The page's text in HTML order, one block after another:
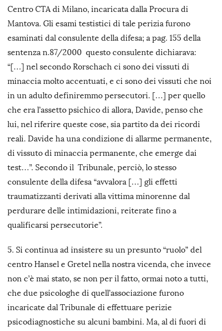
Centro CTA di Milano, incaricata dalla Procura di
Mantova. Gli esami testistici di tale perizia furono
esaminati dal consulente della difesa; a pag. 155 della
sentenza n.87/2000 questo consulente dichiarava:
“[…] nel secondo Rorschach ci sono dei vissuti di
minaccia molto accentuati, e ci sono dei vissuti che noi
in un adulto definiremmo persecutori. […] per quello
che era l’assetto psichico di allora, Davide, penso che
lui, nel riferire queste cose, sia partito da dei ricordi
reali. Davide ha una condizione di allarme permanente,
di vissuto di minaccia permanente, che emerge dai
test…”. Secondo il Tribunale, perciò, lo stesso
consulente della difesa “avvalora […] gli effetti
traumatizzanti derivati alla vittima minorenne dal
perdurare delle intimidazioni, reiterate fino a
qualificarsi persecutorie”.
5. Si continua ad insistere su un presunto “ruolo” del
centro Hansel e Gretel nella nostra vicenda, che invece
non c’è mai stato, se non per il fatto, ormai noto a tutti,
che due psicologhe di quell’associazione furono
incaricate dal Tribunale di effettuare perizie
psicodiagnostiche su alcuni bambini. Ma, al di fuori di